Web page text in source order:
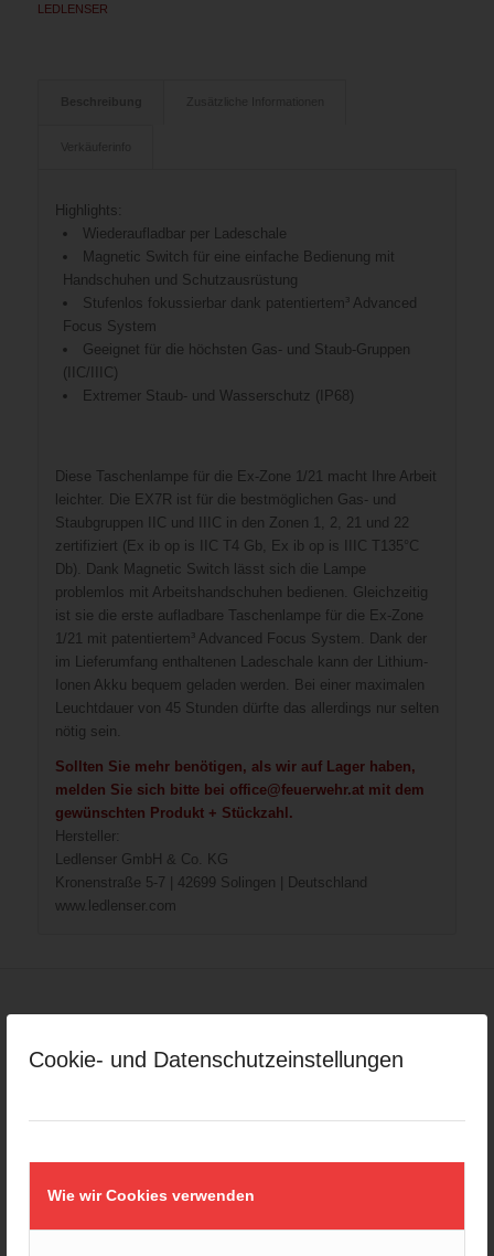
Cookie- und Datenschutzeinstellungen
Wie wir Cookies verwenden
LEDLENSER
Highlights:
Wiederaufladbar per Ladeschale
Magnetic Switch für eine einfache Bedienung mit
Handschuhen und Schutzausrüstung
Stufenlos fokussierbar dank patentiertem³ Advanced
Focus System
Geeignet für die höchsten Gas- und Staub-Gruppen
(IIC/IIIC)
Extremer Staub- und Wasserschutz (IP68)
Diese Taschenlampe für die Ex-Zone 1/21 macht Ihre Arbeit
leichter. Die EX7R ist für die bestmöglichen Gas- und
Staubgruppen IIC und IIIC in den Zonen 1, 2, 21 und 22
zertifiziert (Ex ib op is IIC T4 Gb, Ex ib op is IIIC T135°C
Db). Dank Magnetic Switch lässt sich die Lampe
problemlos mit Arbeitshandschuhen bedienen. Gleichzeitig
ist sie die erste aufladbare Taschenlampe für die Ex-Zone
1/21 mit patentiertem³ Advanced Focus System. Dank der
im Lieferumfang enthaltenen Ladeschale kann der Lithium-
Ionen Akku bequem geladen werden. Bei einer maximalen
Leuchtdauer von 45 Stunden dürfte das allerdings nur selten
nötig sein.
Sollten Sie mehr benötigen, als wir auf Lager haben,
melden Sie sich bitte bei office@feuerwehr.at mit dem
gewünschten Produkt + Stückzahl.
Hersteller:
Ledlenser GmbH & Co. KG
Kronenstraße 5-7 | 42699 Solingen | Deutschland
www.ledlenser.com